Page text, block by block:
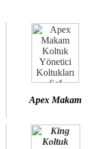
önem
ve modern
karar verelim.
Büro Mobilya
Apex Makam